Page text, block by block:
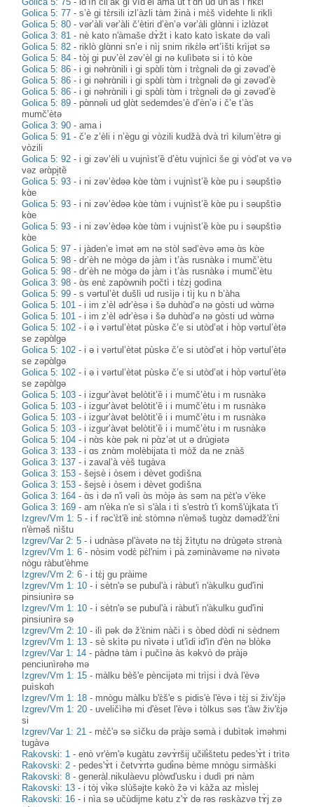
Golica 5: 77 -s’è gi tɛ̀rsili izl’àzli tàm žinà i mɛ̀š vìdehte li riklì
Golica 5: 80 -vər’àli vər’àli č’ètiri d’èn’ə vər’àli glɑ̀nni i izlɑ̀zət
Golica 3: 81 - nè kato n'àmaše dɤ̀žt i kato kato ìskate də valì
Golica 5: 82 - riklò glɑ̀nni sn’e i nìj snim rikɛ̀lə ərt’ìšti krìjət sə
Golica 5: 84 -tòj gi puv’èl zəv’èl gi nə kulìbətə si i tò kɑ̀e
Golica 5: 86 - i gi nəhrɑ̀nili i gi spɑ̀li tɑ̀m i trɛ̀gnəli də gi zəvəd’è
Golica 5: 86 - i gi nəhrɑ̀nili i gi spɑ̀li tɑ̀m i trɛ̀gnəli də gi zəvəd’è
Golica 5: 86 - i gi nəhrɑ̀nili i gi spɑ̀li tɑ̀m i trɛ̀gnəli də gi zəvəd’è
Golica 5: 89 -pɑ̀nnəli ud glɑ̀t sedemdes’è d’èn’ə i č’e t’às
mumč’ètə
Golica 3: 90 -ama i
Golica 5: 91 -č’e z’èli i n’ègu gi vòzili kudžà dvà trì kilum’ètrə gi
vòzili
Golica 5: 92 - i gi zəv’èli u vujnìst’ȅ d’ètu vujnìci še gi vòd’ət və və
vəz ərɑ̀pi̥tȅ
Golica 5: 93 - i ni zəv’èdəə kɑ̀e tɑ̀m i vujnìst’ȅ kɑ̀e pu i səupštìə
kɑ̀e
Golica 5: 93 - i ni zəv’èdəə kɑ̀e tɑ̀m i vujnìst’ȅ kɑ̀e pu i səupštìə
kɑ̀e
Golica 5: 93 - i ni zəv’èdəə kɑ̀e tɑ̀m i vujnìst’ȅ kɑ̀e pu i səupštìə
kɑ̀e
Golica 5: 97 - i jàden’e ìmət əm nə stòl səd’èvə əmə ɑ̀s kɑ̀e
Golica 5: 98 -dr’èh ne mògə də jàm i t’às rusnàkə i mumč’ètu
Golica 5: 98 -dr’èh ne mògə də jàm i t’às rusnàkə i mumč’ètu
Golica 3: 98 -ɑ̀s enɛ̀ zapòwnih počtì i tɛ̀zi̥ godìna
Golica 5: 99 -s vərtul’èt dušlì ud rusìjə i tìj ku n b’àha
Golica 5: 101 - i im z’èl ədr’èsə i šə duhɑ̀d’ə nə gòsti ud wɑ̀rnə
Golica 5: 101 - i im z’èl ədr’èsə i šə duhɑ̀d’ə nə gòsti ud wɑ̀rnə
Golica 5: 102 - i ə i vərtul’ètət pùskə č’e si utòd’ət i hòp vərtul’ètə
se zəpɑ̀lgə
Golica 5: 102 - i ə i vərtul’ètət pùskə č’e si utòd’ət i hòp vərtul’ètə
se zəpɑ̀lgə
Golica 5: 102 - i ə i vərtul’ètət pùskə č’e si utòd’ət i hòp vərtul’ètə
se zəpɑ̀lgə
Golica 5: 103 - i izgur’àvət belòtit’ȅ i i mumč’ètu i m rusnàkə
Golica 5: 103 - i izgur’àvət belòtit’ȅ i i mumč’ètu i m rusnàkə
Golica 5: 103 - i izgur’àvət belòtit’ȅ i i mumč’ètu i m rusnàkə
Golica 5: 103 - i izgur’àvət belòtit’ȅ i i mumč’ètu i m rusnàkə
Golica 5: 104 - i nɑ̀s kɑ̀e pək ni pɑ̀z’ət ut ə drùgiətə
Golica 3: 133 - i ɑs znɑ̀m molèbijata tì mòž da ne znàš
Golica 3: 137 - i zaval’à vèš tugàva
Golica 3: 153 -šejsè i òsem i dèvet godìšna
Golica 3: 153 -šejsè i òsem i dèvet godìšna
Golica 3: 164 -ɑ̀s i də n'i vəlì ɑ̀s mòjə às səm na pɛ̀t'ə v'èke
Golica 3: 169 -am n'èka n'e sì s'àla i tì s'estrɑ̀ t'i komš'ùjkata t'i
Izgrev/Vm 1: 5 - i f rəc'ɛ̀t'ȅ inɛ̀ stòmnə n'èməš tugɑ̀z dəmədž'ɛ̀ni
n'èməš nìštu
Izgrev/Var 2: 5 - i udnàsə pl'àvətə nə tɛ̀j žìtu̥tu nə drùgətə strənà
Izgrev/Vm 1: 6 - nòsim vodɛ̀ pɛ̀l'nim i pà zəminàvəme nə nìvətə
nògu ràbut'èhme
Izgrev/Vm 2: 6 - i tɛ̀j gu pràime
Izgrev/Vm 1: 10 - i sètn'ə se pubul'à i ràbut'i n'àkulku gud'ìni
pinsiunìrə sə
Izgrev/Vm 1: 10 - i sètn'ə se pubul'à i ràbut'i n'àkulku gud'ìni
pinsiunìrə sə
Izgrev/Vm 2: 10 - ilì pək də ž'ɛ̀nim nàči i s òbed dòdi ni sèdnem
Izgrev/Vm 1: 13 -sè skìtə pu nìvətə i ut'ìdi id'ìn d'èn nə blòkə
Izgrev/Var 1: 14 -pàdnə tàm i pučìnə às kəkvò də pràjə
penciunìrəhə mə
Izgrev/Vm 1: 15 - màlku bèš'e pèncijətə mi trìjsi i dvà l'èvə
puìskɑh
Izgrev/Vm 1: 18 - mnògu màlku b'ɛ̀š'e s pidis'è l'èvə i tɛ̀j si živ'ɛ̀jə
Izgrev/Vm 1: 20 -uveličìhə mi d'èset l'èvə i tòlkus səs t'àw živ'ɛ̀jə
si
Izgrev/Var 1: 21 - mɛ̀č'ə sə sìčku də pràjə səmà i dubìtək ìməhmi
tugàvə
Rakovski: 1 -enò vr'èm'ə kugàtu zəvɤ̀ršij učɨlɨ̀štetu pedes'ɤ̀t i trìtə
Rakovski: 2 -pedes'ɤ̀t i četvɤ̀rtə gudɨ̀nə bème mnògu sirmàški
Rakovski: 8 -generàl.nikulàevu plòwd'usku i dudì prɨ nàm
Rakovski: 13 - i tòj vɨ̀kə slùšəjte kəkò žə vi kàža az mɨ̀slej
Rakovski: 16 - i nìa sə učùdijme kətu z'ɤ̀ də rəs rəskàzvə tɤ̀j zə